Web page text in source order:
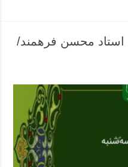
استاد محسن فرهمند/